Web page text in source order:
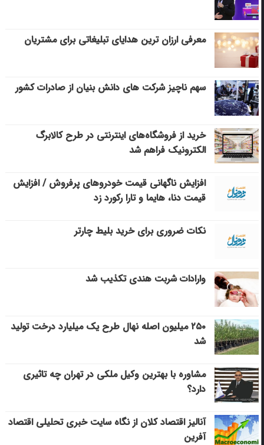
معرفی ارزان ترین هدایای تبلیغاتی برای مشتریان
سهم ناچیز شرکت های دانش بنیان از صادرات کشور
خرید از فروشگاه‌های اینترنتی در طرح کالابرگ
الکترونیک فراهم شد
افزایش ناگهانی قیمت خودروهای پرفروش / افزایش
قیمت دنا، هایما و تارا رکورد زد
نکات ضروری برای خرید بلیط چارتر
وارادات شربت هندی تکذیب شد
۲۵۰ میلیون اصله نهال طرح یک میلیارد درخت تولید
شد
مشاوره با بهترین وکیل ملکی در تهران چه تاثیری
دارد؟
آنالیز اقتصاد کلان از نگاه سایت خبری تحلیلی اقتصاد
آفرین